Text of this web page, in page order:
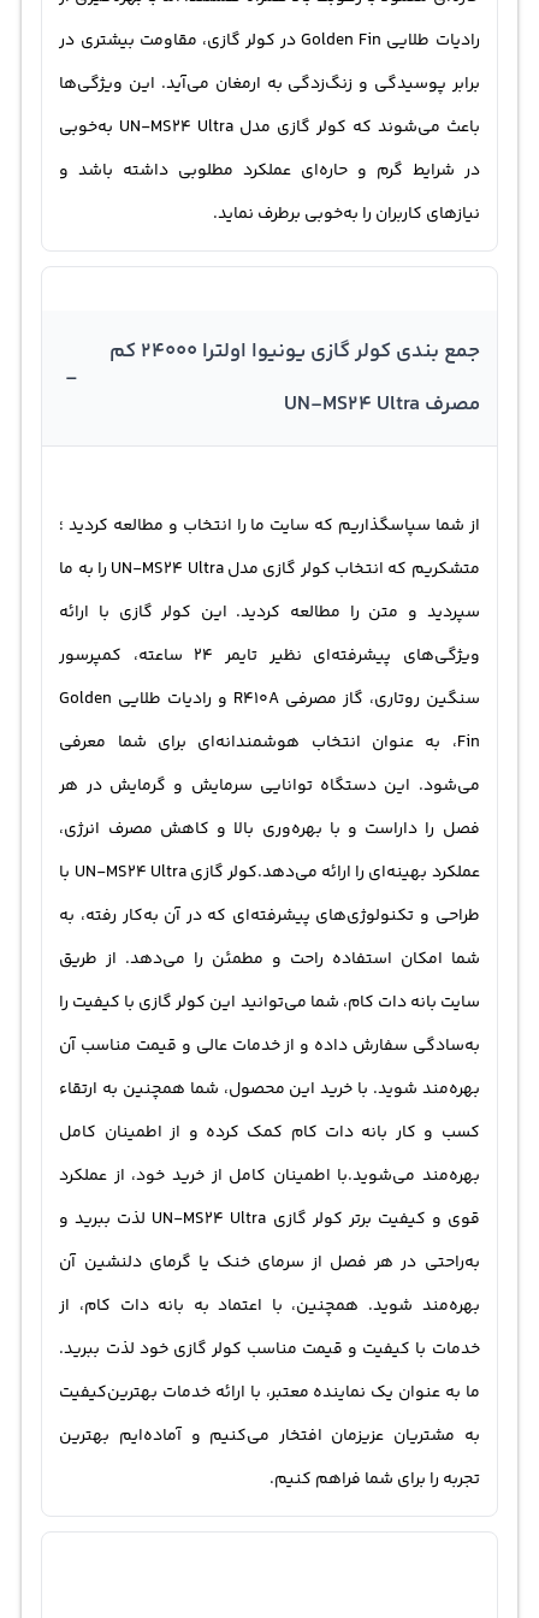
رادیات طلایی Golden Fin در کولر گازی، مقاومت بیشتری در
برابر پوسیدگی و زنگ‌زدگی به ارمغان می‌آید. این ویژگی‌ها
باعث می‌شوند که کولر گازی مدل UN-MS24 Ultra به‌خوبی
در شرایط گرم و حاره‌ای عملکرد مطلوبی داشته باشد و
نیاز‌های کاربران را به‌خوبی برطرف نماید.
جمع بندی کولر گازی یونیوا اولترا 24000 کم
مصرف UN-MS24 Ultra
-
از شما سپاسگذاریم که سایت ما را انتخاب و مطالعه کردید ؛
متشکریم که انتخاب کولر گازی مدل UN-MS24 Ultra را به ما
سپردید و متن را مطالعه کردید. این کولر گازی با ارائه
ویژگی‌های پیشرفته‌ای نظیر تایمر 24 ساعته، کمپرسور
سنگین روتاری، گاز مصرفی R410A و رادیات طلایی Golden
Fin، به عنوان انتخاب هوشمندانه‌ای برای شما معرفی
می‌شود. این دستگاه توانایی سرمایش و گرمایش در هر
فصل را داراست و با بهره‌وری بالا و کاهش مصرف انرژی،
عملکرد بهینه‌ای را ارائه می‌دهد.کولر گازی UN-MS24 Ultra با
طراحی و تکنولوژی‌های پیشرفته‌ای که در آن به‌کار رفته، به
شما امکان استفاده راحت و مطمئن را می‌دهد. از طریق
سایت بانه دات کام، شما می‌توانید این کولر گازی با کیفیت را
به‌سادگی سفارش داده و از خدمات عالی و قیمت مناسب آن
بهره‌مند شوید. با خرید این محصول، شما همچنین به ارتقاء
کسب و کار بانه دات کام کمک کرده و از اطمینان کامل
بهره‌مند می‌شوید.با اطمینان کامل از خرید خود، از عملکرد
قوی و کیفیت برتر کولر گازی UN-MS24 Ultra لذت ببرید و
به‌راحتی در هر فصل از سرمای خنک یا گرمای دلنشین آن
بهره‌مند شوید. همچنین، با اعتماد به بانه دات کام، از
خدمات با کیفیت و قیمت مناسب کولر گازی خود لذت ببرید.
ما به عنوان یک نماینده معتبر، با ارائه خدمات بهترین‌کیفیت
به مشتریان عزیزمان افتخار می‌کنیم و آماده‌ایم بهترین
تجربه را برای شما فراهم کنیم.